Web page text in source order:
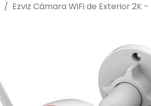
Ezviz Cámara WiFi de Exterior 2K -